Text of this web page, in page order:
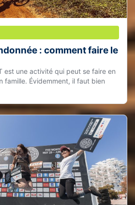
: comment faire le
est une activité qui peut se faire en
famille. Évidemment, il faut bien